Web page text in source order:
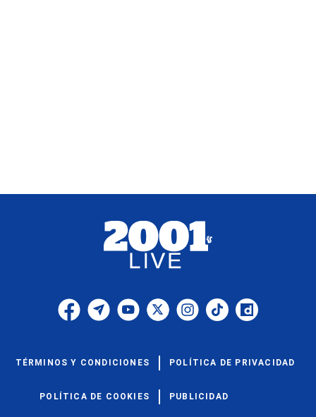
TÉRMINOS Y CONDICIONES POLÍTICA DE PRIVACIDAD
POLÍTICA DE COOKIES PUBLICIDAD